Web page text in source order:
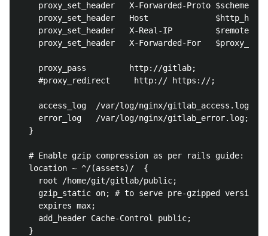
    proxy_set_header   X-Forwarded-Proto $scheme;
    proxy_set_header   Host              $http_host;
proxy_set_header   X-Real-IP
proxy_set_header   X-Forwarded-For
    proxy_pass         http://gitlab;
    #proxy_redirect     http:// https://;
    access_log  /var/log/nginx/gitlab_access.log;
    error_log   /var/log/nginx/gitlab_error.log;
  }
# Enable gzip compression as per rails guide:
  location ~ ^/(assets)/  {
    root /home/git/gitlab/public;
    gzip_static on; # to serve pre-gzipped version
    expires max;
    add_header Cache-Control public;
  }